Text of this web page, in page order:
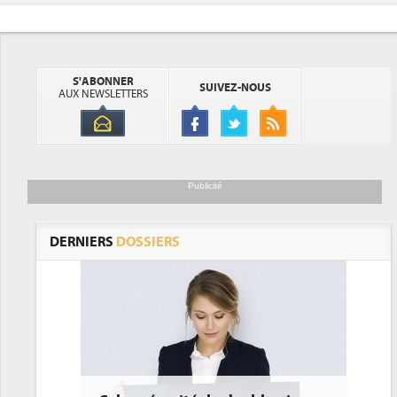
S'ABONNER
AUX NEWSLETTERS
SUIVEZ-NOUS
Publicité
DERNIERS DOSSIERS